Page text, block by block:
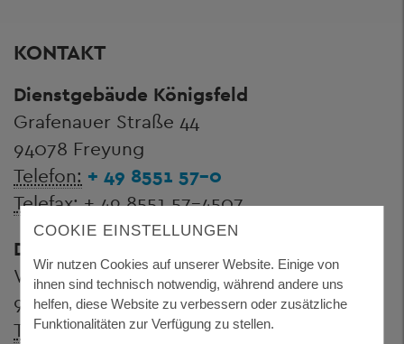
KONTAKT
Dienstgebäude Königsfeld
Grafenauer Straße 44
94078 Freyung
Telefon: + 49 8551 57-0
Telefax:+ 49 8551 57-4507
Dienstgebäude Wolfstein
Wolfkerstraße 3
94078 Freyung
Telefon: + 49 8551 57-0
COOKIE EINSTELLUNGEN
Wir nutzen Cookies auf unserer Website. Einige von
ihnen sind technisch notwendig, während andere uns
helfen, diese Website zu verbessern oder zusätzliche
Funktionalitäten zur Verfügung zu stellen.